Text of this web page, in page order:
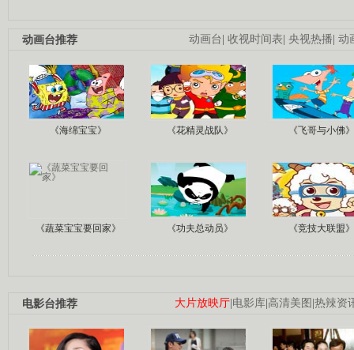
动画台 收视时间表 央视热播 动
动画台推荐
《海绵宝宝》 《花精灵战队》 《飞哥与小佛》
《蔬菜宝宝要回家》 《功夫总动员》 《竞技大联盟》
大片放映厅 电影库 高清美图 热辣资
电影台推荐